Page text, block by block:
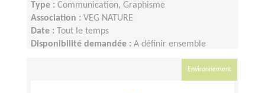
Type : Communication, Graphisme
Association : VEG NATURE
Date :
Tout le temps
Disponibilité demandée : A définir ensemble
Environnement